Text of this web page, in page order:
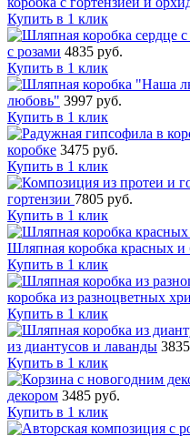
Купить в 1 клик
с розами 4835 руб.
Купить в 1 клик
любовь" 3997 руб.
Купить в 1 клик
коробке 3475 руб.
Купить в 1 клик
гортензии 7805 руб.
Купить в 1 клик
Шляпная коробка красных и
Купить в 1 клик
коробка из разноцветных
Купить в 1 клик
из диантусов и лаванды
Купить в 1 клик
декором 3485 руб.
Купить в 1 клик